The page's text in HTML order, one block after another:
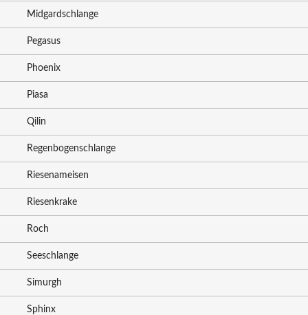
Midgardschlange
Pegasus
Phoenix
Piasa
Qilin
Regenbogenschlange
Riesenameisen
Riesenkrake
Roch
Seeschlange
Simurgh
Sphinx